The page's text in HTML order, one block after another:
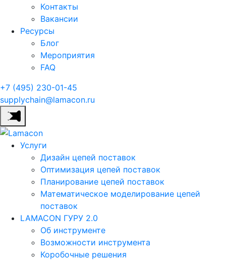
Контакты
Вакансии
Ресурсы
Блог
Мероприятия
FAQ
+7 (495) 230-01-45
supplychain@lamacon.ru
Услуги
Дизайн цепей поставок
Оптимизация цепей поставок
Планирование цепей поставок
Математическое моделирование цепей
поставок
LAMACON ГУРУ 2.0
Об инструменте
Возможности инструмента
Коробочные решения